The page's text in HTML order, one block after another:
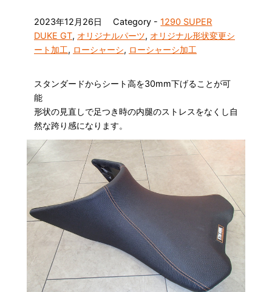
2023年12月26日 Category -1290 SUPER
DUKE GT, オリジナルパーツ, オリジナル形状変更シ
ート加工, ローシャーシ, ローシャーシ加工
スタンダードからシート高を30mm下げることが可
能
形状の見直しで足つき時の内腿のストレスをなくし自
然な跨り感になります。